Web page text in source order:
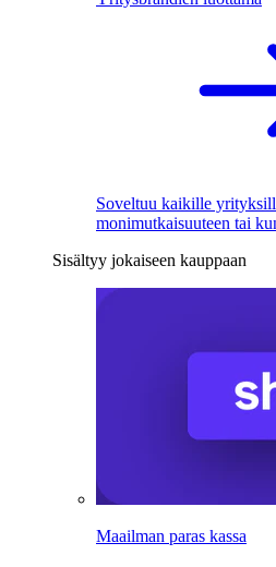
Soveltuu kaikille
monimutkaisuuteen tai
Sisältyy jokaiseen kauppaan
Maailman paras kassa